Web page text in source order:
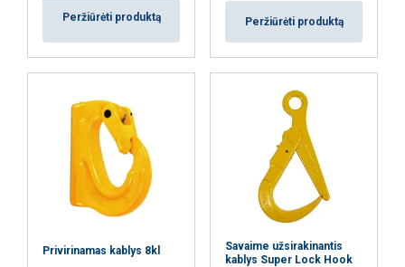
Peržiūrėti produktą Peržiūrėti produktą
Privirinamas kablys 8kl
Savaime užsirakinantis
kablys Super Lock Hook
AŠ NESUTINKU
PARODYTI DETALIAU